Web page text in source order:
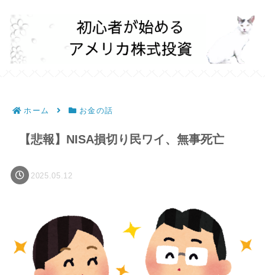
ホーム お金の話
【悲報】NISA損切り民ワイ、無事死亡
2025.05.12